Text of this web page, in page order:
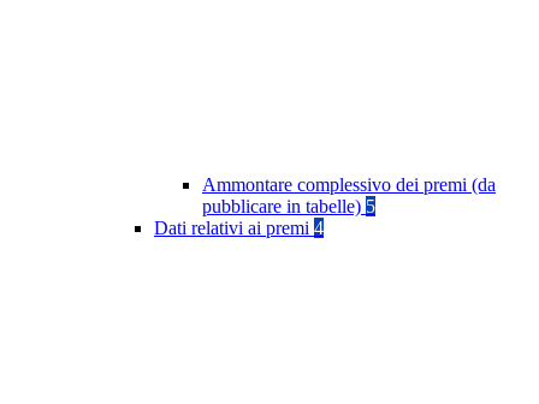
Ammontare complessivo dei premi (da
pubblicare in tabelle) 5
Dati relativi ai premi 4